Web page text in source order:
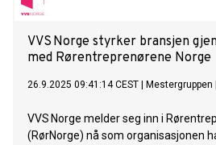
VVS Norge styrker bransjen
med Rørentreprenørene Norge
26.9.2025 09:41:14 CEST Mestergruppen
VVS Norge melder seg inn i
(RørNorge) nå som organisasjonen